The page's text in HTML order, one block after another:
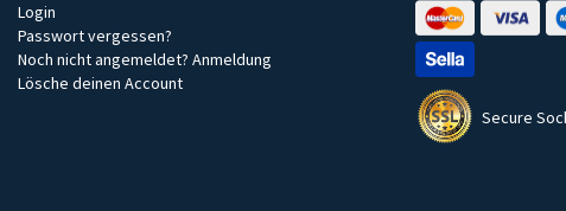
Login
Passwort vergessen?
Noch nicht angemeldet? Anmeldung
Lösche deinen Account
Secure